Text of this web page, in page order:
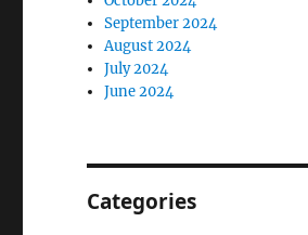
September 2024
August 2024
July 2024
June 2024
Categories